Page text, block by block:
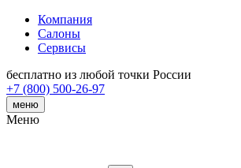
Компания
Салоны
Сервисы
бесплатно из любой точки России
+7 (800) 500-26-97
меню
Меню